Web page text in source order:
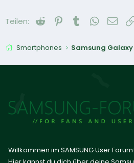
Teilen: Reddit PinterestTumblr E-
Smartphones Samsung Galaxy
Willkommen im SAMSUNG User Forum!